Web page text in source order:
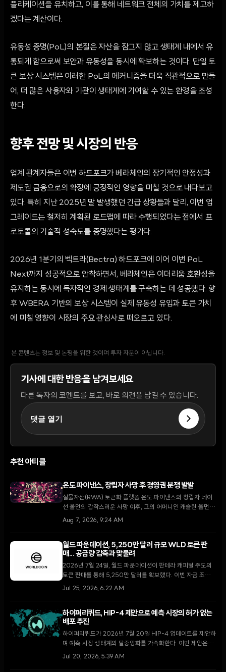
플리케이션을 유치하고, 이를 통해 네트워크 전체의 가치를 제고하
겠다는 계산이다.
유동성 증명(PoL)의 본질은 자산을 잠그지 않고 생태계 내에서 유
통되게 함으로써 보안과 유동성을 동시에 확보하는 것이다. 단일 토
큰 보상 시스템은 이러한 PoL의 메커니즘을 더욱 직관적으로 만들
어, 더 많은 사용자와 기관이 생태계에 기여할 수 있는 환경을 조성
한다.
향후 전망 및 시장의 반응
업계 관계자들은 이번 하드포크가 베라체인의 장기적인 안정성과
제도권 금융으로의 확장에 긍정적인 영향을 미칠 것으로 내다보고
있다. 특히 지난 2025년 말 발생했던 긴급 상황들과 달리, 이번 업
그레이드는 철저히 계획된 로드맵에 따라 수행되었다는 점에서 프
로토콜의 기술적 성숙도를 증명했다는 평가다.
2026년 1분기의 벡트라(Bectra) 하드포크에 이어 이번 PoL
Next까지 성공적으로 안착하면서, 베라체인은 이더리움 호환성을
유지하는 동시에 독자적인 경제 생태계를 구축하는 데 성공했다. 향
후 WBERA 기반의 보상 시스템이 실제 유동성 유입과 토큰 가치
에 미칠 영향이 시장의 주요 관심사로 떠오르고 있다.
본 콘텐츠는 정보 및 논평을 위한 것이며 투자 자문이 아닙니다.
기사에 대한 반응을 남겨보세요
다른 독자의 코멘트를 보고, 바로 의견을 남길 수 있습니다.
댓글 열기
추천 아티클
온도 파이낸스, 창립자 사망 후 경영권 분쟁 발발
실물자산(RWA) 토큰화 플랫폼 온도 파이낸스의 창립자 네이
선 올먼의 갑작스러운 사망 이후, 그의 어머니인 캐슬린 올먼이
현 CEO 이안 디 보드의 해임을 요구하며 델라웨어 형평법 법
Aug 7, 2026, 9:24 AM
월드 파운데이션, 5,250만 달러 규모 WLD 토큰 판
매... 공급량 감축과 맞물려
2026년 7월 24일, 월드 파운데이션이 판테라 캐피털 주도의
토큰 판매를 통해 5,250만 달러를 확보했다. 이번 자금 조달은
WLD의 일일 토큰 배출량이 대폭 줄어드는 시점에 이루어져
Jul 25, 2026, 6:22 AM
하이퍼리퀴드, HIP-4 제안으로 예측 시장의 허가 없는
배포 추진
하이퍼리퀴드가 2026년 7월 20일 HIP-4 업데이트를 제안하
며 예측 시장 생태계의 탈중앙화를 가속화한다. 이번 제안은
50만 HYPE 토큰 스테이킹을 통해 누구나 시장을 개설할 수
Jul 20, 2026, 5:39 AM